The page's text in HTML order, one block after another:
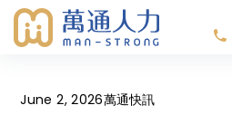
June 2, 2026萬通快訊